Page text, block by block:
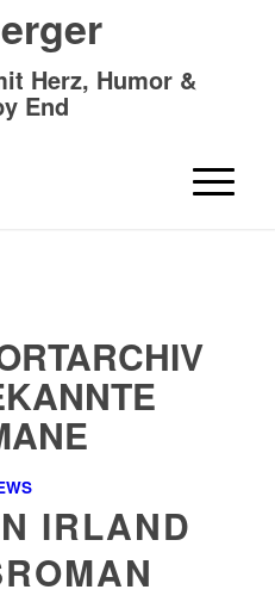
Herz, Humor &
End
IRLAND